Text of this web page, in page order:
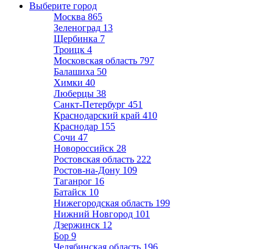
Выберите город
Москва 865
Зеленоград 13
Щербинка 7
Троицк 4
Московская область 797
Балашиха 50
Химки 40
Люберцы 38
Санкт-Петербург 451
Краснодарский край 410
Краснодар 155
Сочи 47
Новороссийск 28
Ростовская область 222
Ростов-на-Дону 109
Таганрог 16
Батайск 10
Нижегородская область 199
Нижний Новгород 101
Дзержинск 12
Бор 9
Челябинская область 196